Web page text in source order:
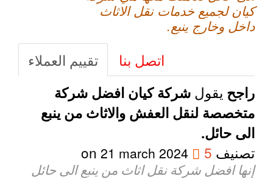
كيان لجميع خدمات نقل الاثاث
داخل وخارج ينبع.
تقييم العملاء
اتصل بنا
راجحيقولشركة كيان افضل شركة
متخصصة لنقل العفش والاثاث من ينبع
الى حائل.
تصنيف5
21 march 2024
إنها افضل شركة نقل اثاث من ينبع الى حائل